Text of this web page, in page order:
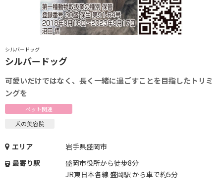
シルバードッグ
シルバードッグ
可愛いだけではなく、長く一緒に過ごすことを目指したトリミ
ングを
ペット関連
犬の美容院
エリア
岩手県盛岡市
最寄り駅
盛岡市役所から徒歩8分
JR東日本各線 盛岡駅 から車で約5分